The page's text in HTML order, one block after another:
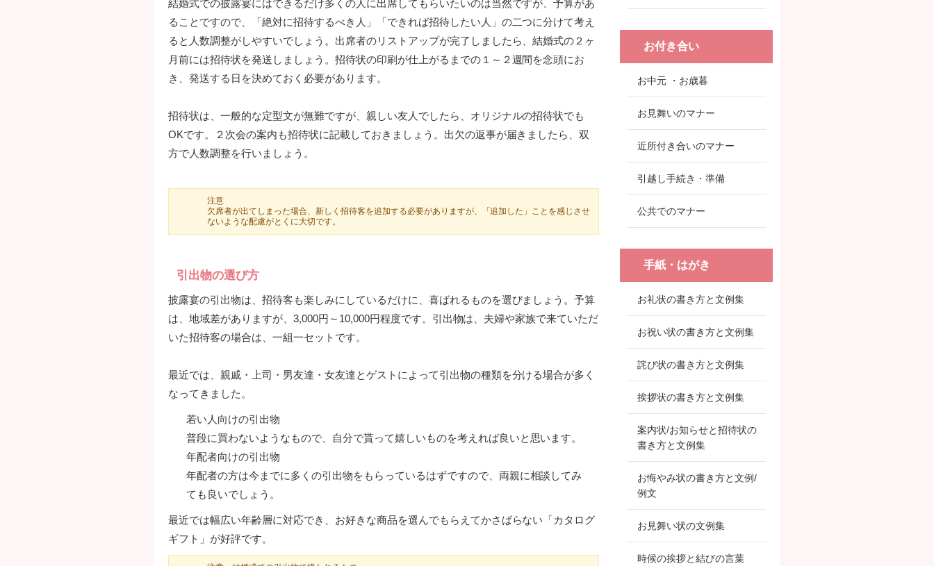
結婚式での披露宴にはできるだけ多くの人に出席してもらいたいのは当然ですが、予算があ
ることですので、「絶対に招待するべき人」「できれば招待したい人」の二つに分けて考え
ると人数調整がしやすいでしょう。出席者のリストアップが完了しましたら、結婚式の２ヶ
月前には招待状を発送しましょう。招待状の印刷が仕上がるまでの１～２週間を念頭にお
き、発送する日を決めておく必要があります。
招待状は、一般的な定型文が無難ですが、親しい友人でしたら、オリジナルの招待状でも
OKです。２次会の案内も招待状に記載しておきましょう。出欠の返事が届きましたら、双
方で人数調整を行いましょう。
注意
欠席者が出てしまった場合、新しく招待客を追加する必要がありますが、「追加した」ことを感じさせ
ないような配慮がとくに大切です。
引出物の選び方
披露宴の引出物は、招待客も楽しみにしているだけに、喜ばれるものを選びましょう。予算
は、地域差がありますが、3,000円～10,000円程度です。引出物は、夫婦や家族で来ていただ
いた招待客の場合は、一組一セットです。
最近では、親戚・上司・男友達・女友達とゲストによって引出物の種類を分ける場合が多く
なってきました。
若い人向けの引出物
普段に買わないようなもので、自分で貰って嬉しいものを考えれば良いと思います。
年配者向けの引出物
年配者の方は今までに多くの引出物をもらっているはずですので、両親に相談してみ
ても良いでしょう。
最近では幅広い年齢層に対応でき、お好きな商品を選んでもらえてかさばらない「カタログ
ギフト」が好評です。
お付き合い
お中元 ・お歳暮
お見舞いのマナー
近所付き合いのマナー
引越し手続き・準備
公共でのマナー
手紙・はがき
お礼状の書き方と文例集
お祝い状の書き方と文例集
詫び状の書き方と文例集
挨拶状の書き方と文例集
案内状/お知らせと招待状の
書き方と文例集
お悔やみ状の書き方と文例/
例文
お見舞い状の文例集
時候の挨拶と結びの言葉